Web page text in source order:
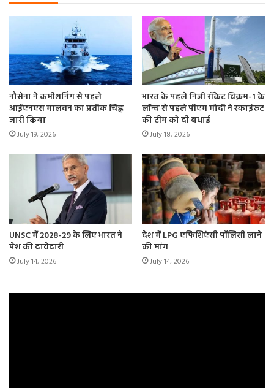
मांग को पूरा करने के लिए संचालित करने की अनुमति दी गई है। यह
आदेश इस साल फरवरी में जारी किया गया था और तब से इसे चार बार
इसकी अवधि बढ़ाई जा चुकी है।
नौसेना ने कमीशनिंग से पहले
आईएनएस मालवन का प्रतीक चिह्न
जारी किया
July 19, 2026
भारत के पहले निजी रॉकेट विक्रम-1 के
लॉन्च से पहले पीएम मोदी ने स्काईरूट
की टीम को दी बधाई
July 18, 2026
UNSC में 2028-29 के लिए भारत ने
पेश की दावेदारी
July 14, 2026
देश में LPG एफिशिएंसी पॉलिसी लाने
की मांग
July 14, 2026